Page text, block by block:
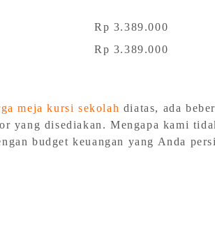
Rp 3.389.000
Rp 3.389.000
meja kursi sekolah diatas, ada
yang disediakan. Mengapa kami
budget keuangan yang Anda